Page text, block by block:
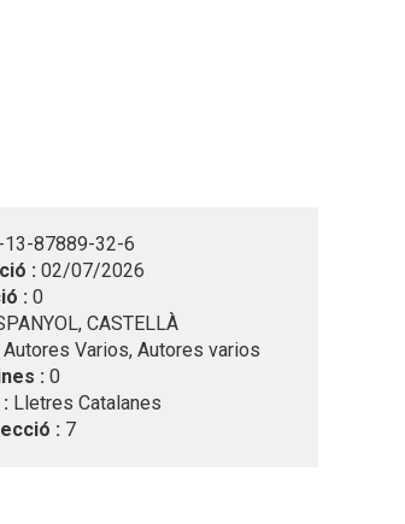
13-87889-32-6
: 02/07/2026
: 0
CASTELLÀ
Autores Varios, Autores varios
: 0
Lletres Catalanes
: 7